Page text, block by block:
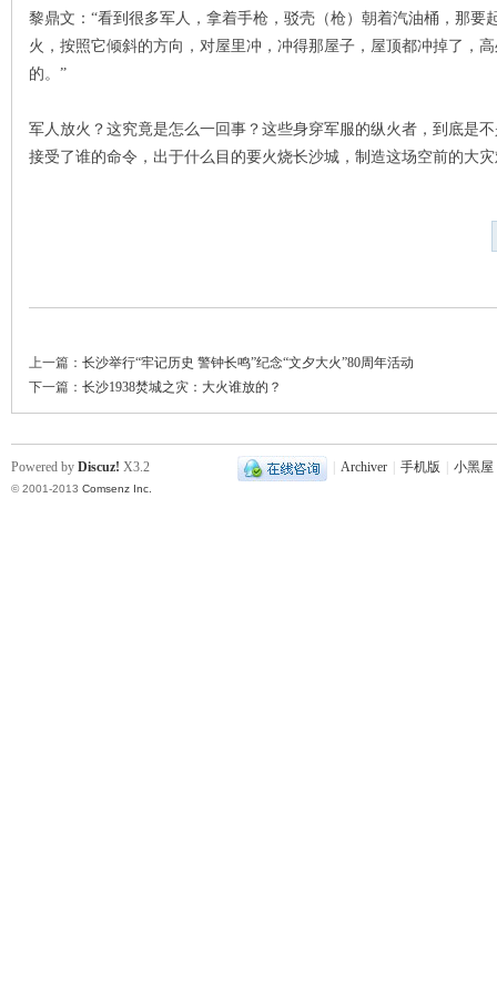
黎鼎文：“看到很多军人，拿着手枪，驳壳（枪）朝着汽油桶，那要
火，按照它倾斜的方向，对屋里冲，冲得那屋子，屋顶都冲掉了，
的。”
军人放火？这究竟是怎么一回事？这些身穿军服的纵火者，到底是
接受了谁的命令，出于什么目的要火烧长沙城，制造这场空前的大
上一篇： 长沙举行“牢记历史 警钟长鸣”纪念“文夕大火”80周年活动
下一篇： 长沙1938焚城之灾：大火谁放的？
Archiver 手机版 小黑屋
Powered by Discuz! X3.2
© 2001-2013 Comsenz Inc.